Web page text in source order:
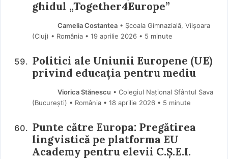
ghidul „Together4Europe”
Camelia Costantea• Școala Gimnazială, Viișoara
(Cluj) • România
19 aprilie 2026 • 5 minute
Politici ale Uniunii Europene (UE)
privind educația pentru mediu
Viorica Stănescu • Colegiul Național Sfântul Sava
(Bucureşti) • România
18 aprilie 2026 • 5 minute
Punte către Europa: Pregătirea
lingvistică pe platforma EU
Academy pentru elevii C.Ș.E.I.